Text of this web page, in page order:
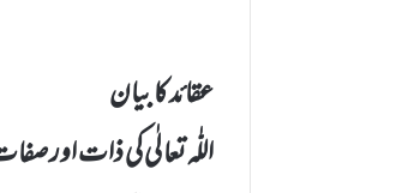
عقائد کا بیان
اللّٰہ تعا لٰی کی ذات